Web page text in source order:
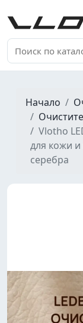
Начало
Vlotho
для кожи и
серебра